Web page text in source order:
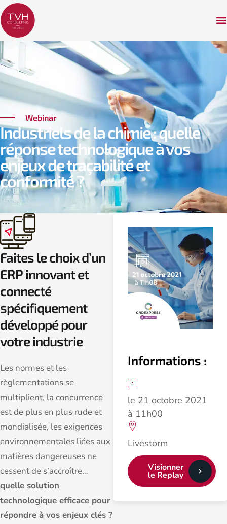
Webinar
Industriels de la chimie : quelle
réponse technologique à vos
enjeux de traçabilité et
conformité ?
Faites le choix d’un
ERP innovant et
connecté
spécifiquement
développé pour
votre industrie
Les normes et les
règlementations se
multiplient, la concurrence
est de plus en plus rude et
mondialisée, les exigences
environnementales liées aux
matières dangereuses ne
cessent de s’accroître…
quelle solution
technologique efficace pour
répondre à vos enjeux clés ?
Informations :
le 21 octobre 2021
à 11h00
Livestorm
Visionner
le Replay